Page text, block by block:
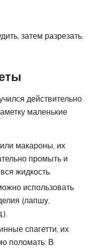
затем разрезать.
действительно
маленькие
макароны, их
промыть и
жидкость.
использовать
(лапшу,
спагетти, их
поломать. В